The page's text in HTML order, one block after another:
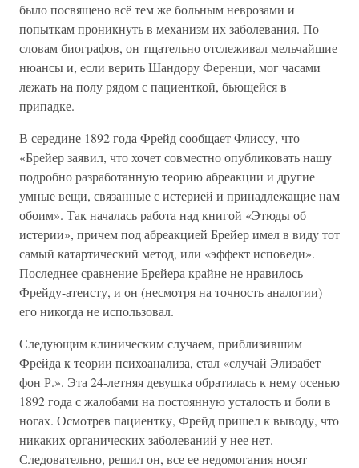
было посвящено всё тем же больным неврозами и
попыткам проникнуть в механизм их заболевания. По
словам биографов, он тщательно отслеживал мельчайшие
нюансы и, если верить Шандору Ференци, мог часами
лежать на полу рядом с пациенткой, бьющейся в
припадке.
В середине 1892 года Фрейд сообщает Флиссу, что
«Брейер заявил, что хочет совместно опубликовать нашу
подробно разработанную теорию абреакции и другие
умные вещи, связанные с истерией и принадлежащие нам
обоим». Так началась работа над книгой «Этюды об
истерии», причем под абреакцией Брейер имел в виду тот
самый катартический метод, или «эффект исповеди».
Последнее сравнение Брейера крайне не нравилось
Фрейду-атеисту, и он (несмотря на точность аналогии)
его никогда не использовал.
Следующим клиническим случаем, приблизившим
Фрейда к теории психоанализа, стал «случай Элизабет
фон Р.». Эта 24-летняя девушка обратилась к нему осенью
1892 года с жалобами на постоянную усталость и боли в
ногах. Осмотрев пациентку, Фрейд пришел к выводу, что
никаких органических заболеваний у нее нет.
Следовательно, решил он, все ее недомогания носят